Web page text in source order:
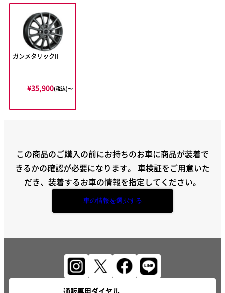
ガンメタリックII
¥35,900(税込)〜
この商品のご購入の前にお持ちのお車に商品が装着で
きるかの確認が必要になります。 車検証をご用意いた
だき、装着するお車の情報を指定してください。
車の情報を選択する
通販専用ダイヤル